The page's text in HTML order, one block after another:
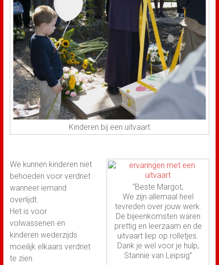
Kinderen bij een uitvaart
“Beste Margot,
We zijn allemaal heel
tevreden over jouw werk.
De bijeenkomsten waren
prettig en leerzaam en de
uitvaart liep op rolletjes.
Dank je wel voor je hulp,
Stannie van Leipsig”
We kunnen kinderen niet
behoeden voor verdriet
wanneer iemand
overlijdt.
Het is voor
volwassenen en
kinderen wederzijds
moeilijk elkaars verdriet
te zien.